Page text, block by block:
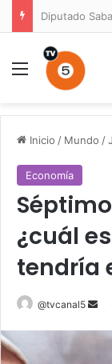
Menú
Inicio / Mundo /
Economía
¿cuál
tendría
@tvcanal5